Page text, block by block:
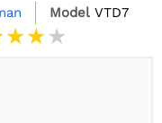
Model VTD7